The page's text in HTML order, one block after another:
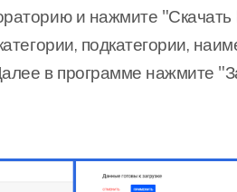
и нажмите "Скачать
подкатегории,
в программе нажмите